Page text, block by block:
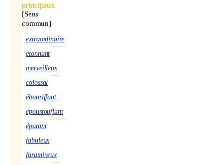
principaux
[Sens
commun]
extraordinaire
étonnant
merveilleux
colossal
ébouriffant
époustouflant
épatant
fabuleux
faramineux